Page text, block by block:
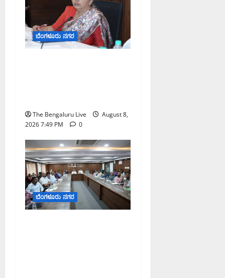
ಬೆಂಗಳೂರು ನಗರ
The Bengaluru Live
August 8,
2026 7:49 PM
0
ಬೆಂಗಳೂರು ನಗರ